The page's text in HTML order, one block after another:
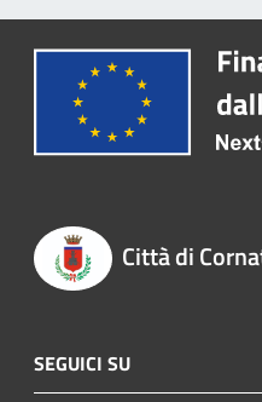
Città di
SEGUICI SU